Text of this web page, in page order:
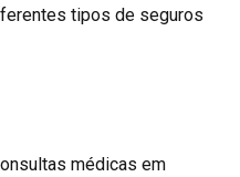
tipos de seguros
médicas em